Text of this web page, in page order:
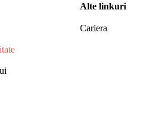
Alte linkuri
Cariera